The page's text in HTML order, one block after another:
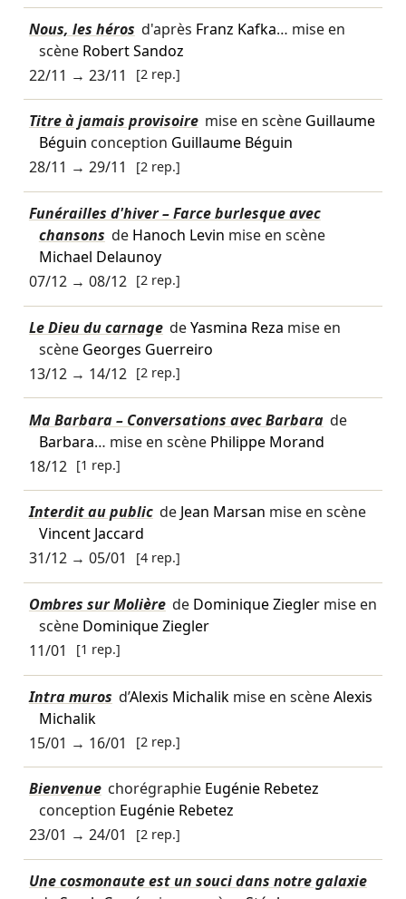
Nous, les héros d'après Franz Kafka… mise en
scène Robert Sandoz
22/11 → 23/11 [2 rep.]
Titre à jamais provisoire mise en scène Guillaume
Béguin conception Guillaume Béguin
28/11 → 29/11 [2 rep.]
Funérailles d'hiver – Farce burlesque avec
chansons de Hanoch Levin mise en scène
Michael Delaunoy
07/12→ 08/12 [2 rep.]
Le Dieu du carnage deYasmina Reza mise en
scène Georges Guerreiro
13/12→ 14/12 [2 rep.]
Ma Barbara – Conversations avec Barbara de
Barbara… mise en scène Philippe Morand
18/12 [1 rep.]
Interdit au public de Jean Marsan mise en scène
Vincent Jaccard
31/12→ 05/01 [4 rep.]
Ombres sur Molière de Dominique Zieglermise en
scène Dominique Ziegler
11/01
[1 rep.]
Intra muros d’Alexis Michalikmise en scèneAlexis
Michalik
15/01 → 16/01 [2 rep.]
Bienvenue chorégraphie Eugénie Rebetez
conception Eugénie Rebetez
23/01 → 24/01 [2 rep.]
Une cosmonaute est un souci dans notre galaxie